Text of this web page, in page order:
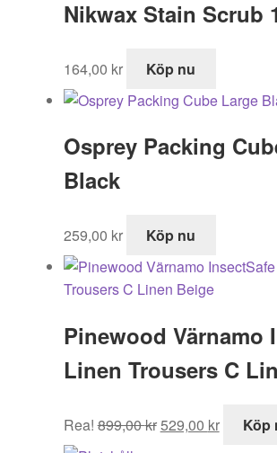
2
1
Nikwax Stain Scrub
164,00 kr Köp nu
Osprey Packing
Black
259,00 kr Köp nu
Pinewood Värnamo
Linen Trousers C
Rea! 899,00kr
ursprungliga
529,00 kr Köp